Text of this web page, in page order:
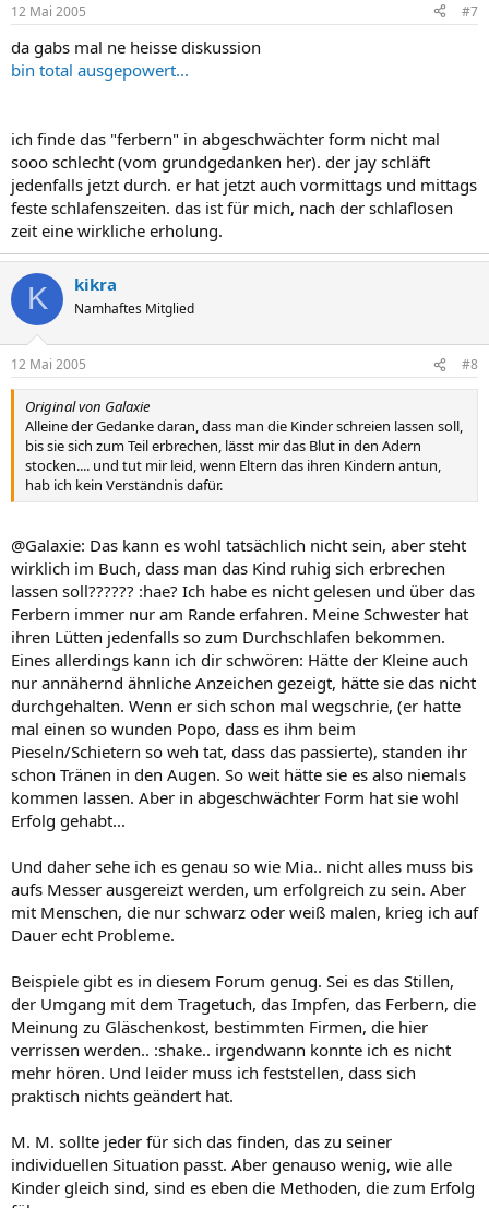
12 Mai 2005 #7
da gabs mal ne heisse diskussion
bin total ausgepowert...
ich finde das "ferbern" in abgeschwächter form nicht mal
sooo schlecht (vom grundgedanken her). der jay schläft
jedenfalls jetzt durch. er hat jetzt auch vormittags und mittags
feste schlafenszeiten. das ist für mich, nach der schlaflosen
zeit eine wirkliche erholung.
K kikra
Namhaftes Mitglied
12 Mai 2005 #8
Original von Galaxie
Alleine der Gedanke daran, dass man die Kinder schreien lassen soll,
bis sie sich zum Teil erbrechen, lässt mir das Blut in den Adern
stocken.... und tut mir leid, wenn Eltern das ihren Kindern antun,
hab ich kein Verständnis dafür.
@Galaxie: Das kann es wohl tatsächlich nicht sein, aber steht
wirklich im Buch, dass man das Kind ruhig sich erbrechen
lassen soll?????? :hae? Ich habe es nicht gelesen und über das
Ferbern immer nur am Rande erfahren. Meine Schwester hat
ihren Lütten jedenfalls so zum Durchschlafen bekommen.
Eines allerdings kann ich dir schwören: Hätte der Kleine auch
nur annähernd ähnliche Anzeichen gezeigt, hätte sie das nicht
durchgehalten. Wenn er sich schon mal wegschrie, (er hatte
mal einen so wunden Popo, dass es ihm beim
Pieseln/Schietern so weh tat, dass das passierte), standen ihr
schon Tränen in den Augen. So weit hätte sie es also niemals
kommen lassen. Aber in abgeschwächter Form hat sie wohl
Erfolg gehabt...
Und daher sehe ich es genau so wie Mia.. nicht alles muss bis
aufs Messer ausgereizt werden, um erfolgreich zu sein. Aber
mit Menschen, die nur schwarz oder weiß malen, krieg ich auf
Dauer echt Probleme.
Beispiele gibt es in diesem Forum genug. Sei es das Stillen,
der Umgang mit dem Tragetuch, das Impfen, das Ferbern, die
Meinung zu Gläschenkost, bestimmten Firmen, die hier
verrissen werden.. :shake.. irgendwann konnte ich es nicht
mehr hören. Und leider muss ich feststellen, dass sich
praktisch nichts geändert hat.
M. M. sollte jeder für sich das finden, das zu seiner
individuellen Situation passt. Aber genauso wenig, wie alle
Kinder gleich sind, sind es eben die Methoden, die zum Erfolg